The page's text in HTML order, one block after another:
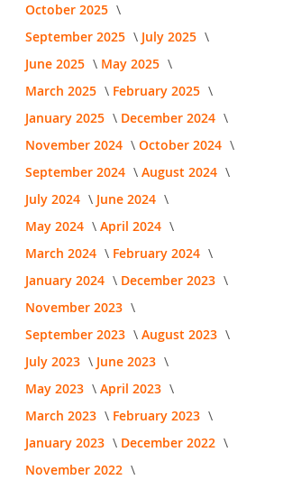
October 2025
September 2025
July 2025
June 2025
May 2025
March 2025
February 2025
January 2025
December 2024
November 2024
October 2024
September 2024
August 2024
July 2024
June 2024
May 2024
April 2024
March 2024
February 2024
January 2024
December 2023
November 2023
September 2023
August 2023
July 2023
June 2023
May 2023
April 2023
March 2023
February 2023
January 2023
December 2022
November 2022